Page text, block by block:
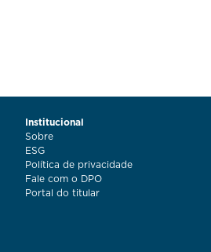
Institucional
Sobre
ESG
Política de privacidade
Fale com o DPO
Portal do titular